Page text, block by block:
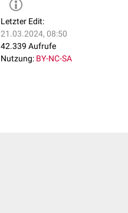
Letzter Edit:
21.03.2024, 08:50
42.339 Aufrufe
Nutzung: BY-NC-SA